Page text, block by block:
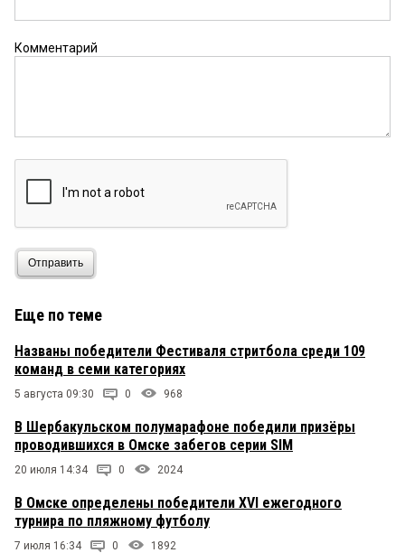
Комментарий
Отправить
Еще по теме
Названы победители Фестиваля стритбола среди 109
команд в семи категориях
5 августа 09:30 0 968
В Шербакульском полумарафоне победили призёры
проводившихся в Омске забегов серии SIM
20 июля 14:34 0 2024
В Омске определены победители XVI ежегодного
турнира по пляжному футболу
7 июля 16:34 0 1892